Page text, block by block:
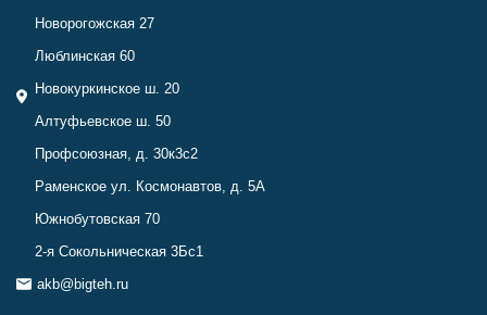
Новорогожская 27
Люблинская 60
Новокуркинское ш. 20
Алтуфьевское ш. 50
Профсоюзная, д. 30к3с2
Раменское ул. Космонавтов, д. 5А
Южнобутовская 70
2-я Сокольническая 3Бс1
akb@bigteh.ru